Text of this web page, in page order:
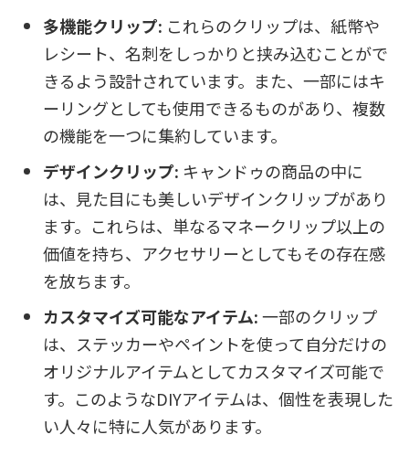
多機能クリップ: これらのクリップは、紙幣や
レシート、名刺をしっかりと挟み込むことがで
きるよう設計されています。また、一部にはキ
ーリングとしても使用できるものがあり、複数
の機能を一つに集約しています。
デザインクリップ: キャンドゥの商品の中に
は、見た目にも美しいデザインクリップがあり
ます。これらは、単なるマネークリップ以上の
価値を持ち、アクセサリーとしてもその存在感
を放ちます。
カスタマイズ可能なアイテム:一部のクリップ
は、ステッカーやペイントを使って自分だけの
オリジナルアイテムとしてカスタマイズ可能で
す。このようなDIYアイテムは、個性を表現した
い人々に特に人気があります。